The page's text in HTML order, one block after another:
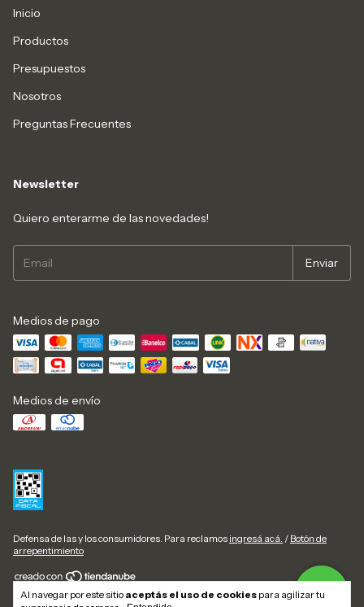
Al navegar por este sitio aceptás el uso de cookies para agilizar tu
Inicio
Productos
Presupuestos
Nosotros
Preguntas Frecuentes
Newsletter
Quiero enterarme de las novedades!
Medios de pago
Medios de envío
Defensa de las y los consumidores. Para reclamos ingresá acá. / Botón de
arrepentimiento
Copyright Abastecedora Patagónica - 2026. Todos los derechos reservados.